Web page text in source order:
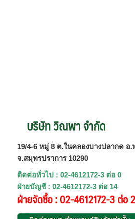
บริษัท วิณพา จำกัด
19/4-6 หมู่ 8 ต.ในคลองบางปลากด อ.
จ.สมุทรปราการ 10290
ติดต่อทั่วไป : 02-4612172-3 ต่อ 0
ฝ่ายบัญชี : 02-4612172-3 ต่อ 14
ฝ่ายจัดซื้อ : 02-4612172-3 ต่อ